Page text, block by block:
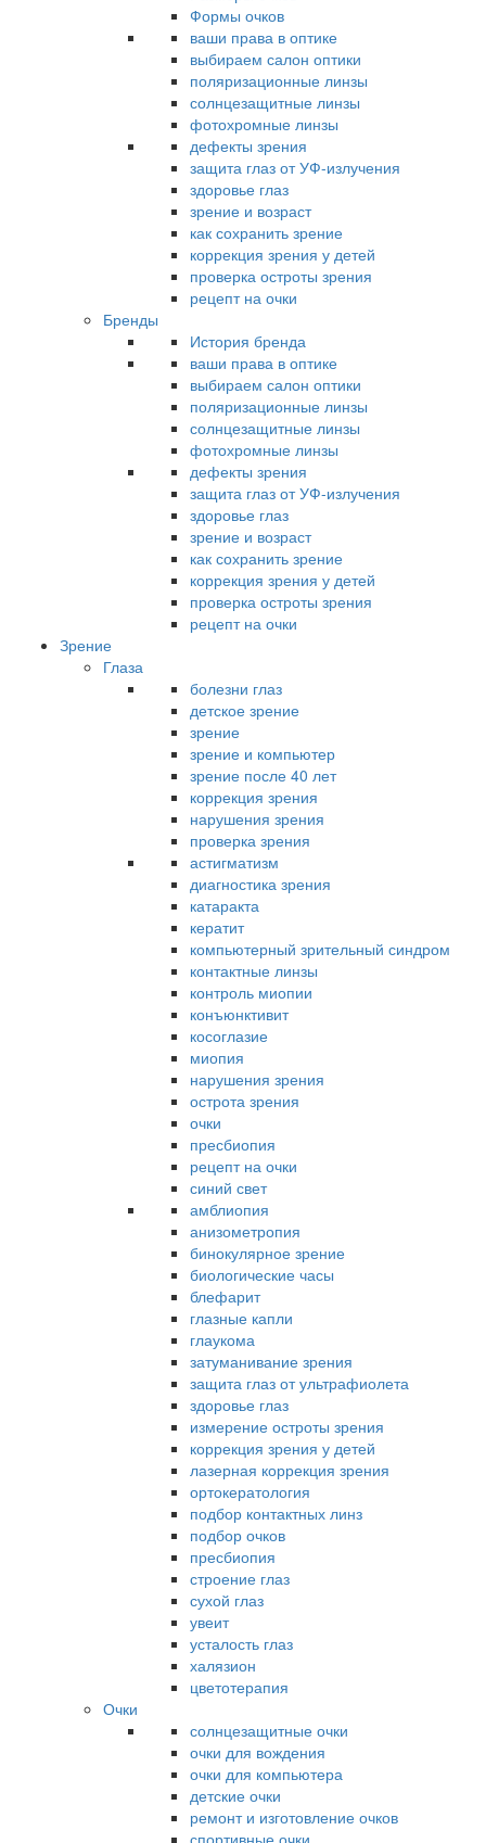
Формы очков
ваши права в оптике
выбираем салон оптики
поляризационные линзы
солнцезащитные линзы
фотохромные линзы
дефекты зрения
защита глаз от УФ-излучения
здоровье глаз
зрение и возраст
как сохранить зрение
коррекция зрения у детей
проверка остроты зрения
рецепт на очки
Бренды
История бренда
ваши права в оптике
выбираем салон оптики
поляризационные линзы
солнцезащитные линзы
фотохромные линзы
дефекты зрения
защита глаз от УФ-излучения
здоровье глаз
зрение и возраст
как сохранить зрение
коррекция зрения у детей
проверка остроты зрения
рецепт на очки
Зрение
Глаза
болезни глаз
детское зрение
зрение
зрение и компьютер
зрение после 40 лет
коррекция зрения
нарушения зрения
проверка зрения
астигматизм
диагностика зрения
катаракта
кератит
компьютерный зрительный синдром
контактные линзы
контроль миопии
конъюнктивит
косоглазие
миопия
нарушения зрения
острота зрения
очки
пресбиопия
рецепт на очки
синий свет
амблиопия
анизометропия
бинокулярное зрение
биологические часы
блефарит
глазные капли
глаукома
затуманивание зрения
защита глаз от ультрафиолета
здоровье глаз
измерение остроты зрения
коррекция зрения у детей
лазерная коррекция зрения
ортокератология
подбор контактных линз
подбор очков
пресбиопия
строение глаз
сухой глаз
увеит
усталость глаз
халязион
цветотерапия
Очки
солнцезащитные очки
очки для вождения
очки для компьютера
детские очки
ремонт и изготовление очков